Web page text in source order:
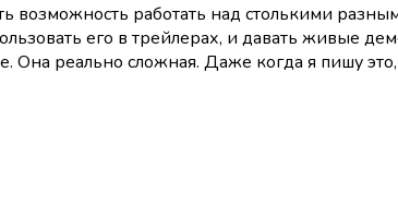
возможность работать над столькими
его в трейлерах, и давать живые
Она реально сложная. Даже когда я пишу